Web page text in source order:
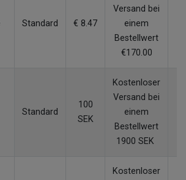
Standard € 8.47
Versand bei
einem
Bestellwert
€170.00
Standard
100
SEK
Kostenloser
Versand bei
einem
Bestellwert
1900 SEK
Kostenloser